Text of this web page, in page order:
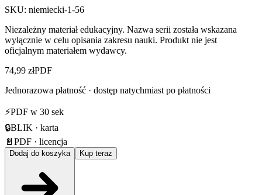
SKU: niemiecki-1-56
Niezależny materiał edukacyjny. Nazwa serii została wskazana
wyłącznie w celu opisania zakresu nauki. Produkt nie jest
oficjalnym materiałem wydawcy.
74,99 złPDF
Jednorazowa płatność · dostęp natychmiast po płatności
⚡PDF w 30 sek
🔒BLIK · karta
📄 PDF · licencja
Dodaj do koszyka Kup teraz